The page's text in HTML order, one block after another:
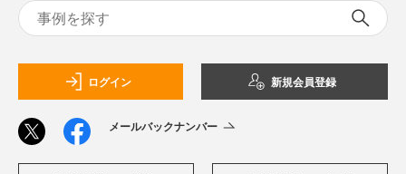
ログイン 新規会員登録
メールバックナンバー